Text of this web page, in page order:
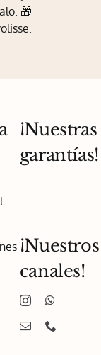
🎁
¡Nuestras
garantías!
¡Nuestros
canales!